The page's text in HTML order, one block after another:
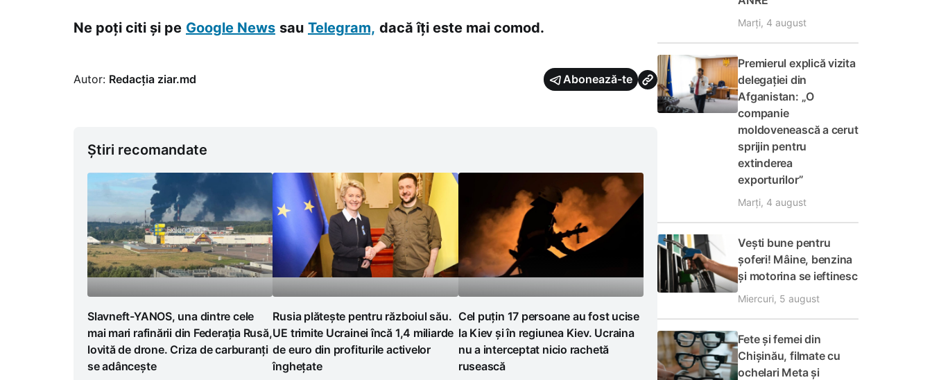
Ne poți citi și pe Google News sau Telegram, dacă îți este mai comod.
Autor: Redacția ziar.md Abonează-te
Știri recomandate
Slavneft-YANOS, una dintre cele
mai mari rafinării din Federația Rusă,
lovită de drone. Criza de carburanți
se adâncește
Rusia plătește pentru războiul său.
UE trimite Ucrainei încă 1,4 miliarde
de euro din profiturile activelor
înghețate
Cel puțin 17 persoane au fost ucise
la Kiev și în regiunea Kiev. Ucraina
nu a interceptat nicio rachetă
rusească
Marți, 4 august
Premierul explică vizita
delegației din
Afganistan: „O
companie
moldovenească a cerut
sprijin pentru
extinderea
exporturilor”
Marți, 4 august
Vești bune pentru
șoferi! Mâine, benzina
și motorina se ieftinesc
Miercuri, 5 august
Fete și femei din
Chișinău, filmate cu
ochelari Meta și